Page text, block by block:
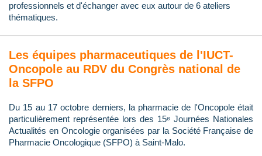
professionnels et d'échanger avec eux autour de 6 ateliers
thématiques.
Les équipes pharmaceutiques de l'IUCT-
Oncopole au RDV du Congrès national de
la SFPO
Du 15 au 17 octobre derniers, la pharmacie de l'Oncopole était
particulièrement représentée lors des 15ᵉ Journées Nationales
Actualités en Oncologie organisées par la Société Française de
Pharmacie Oncologique (SFPO) à Saint-Malo.